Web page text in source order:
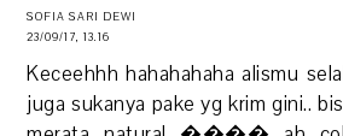
SOFIA SARI DEWI
23/09/17, 13.16
Keceehhh hahahahaha alismu
juga sukanya pake yg krim gini..